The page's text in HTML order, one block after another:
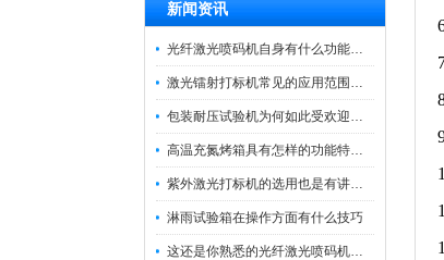
新闻资讯
光纤激光喷码机自身有什么功能？不妨看看下文
激光镭射打标机常见的应用范围如下
包装耐压试验机为何如此受欢迎呢？
高温充氮烤箱具有怎样的功能特点呢？
紫外激光打标机的选用也是有讲究的
淋雨试验箱在操作方面有什么技巧
这还是你熟悉的光纤激光喷码机吗？